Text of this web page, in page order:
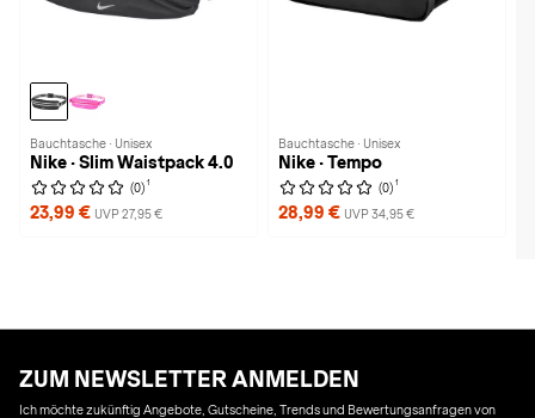
Bauchtasche · Unisex
Nike · Slim Waistpack 4.0
(0) 1
23,99 € UVP 27,95 €
Bauchtasche · Unisex
Nike · Tempo
(0) 1
28,99 € UVP 34,95 €
ZUM NEWSLETTER ANMELDEN
Ich möchte zukünftig Angebote, Gutscheine, Trends und Bewertungsanfragen von